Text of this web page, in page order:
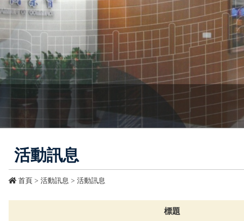
活動訊息
首頁 > 活動訊息 > 活動訊息
標題